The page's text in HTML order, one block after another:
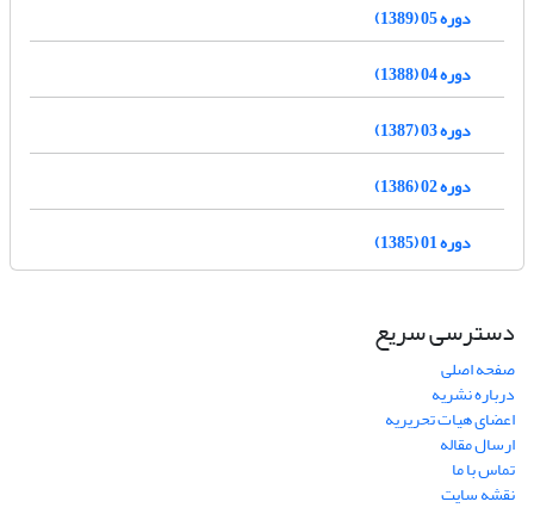
دوره 05 (1389)
دوره 04 (1388)
دوره 03 (1387)
دوره 02 (1386)
دوره 01 (1385)
دسترسی سریع
صفحه اصلی
درباره نشریه
اعضای هیات تحریریه
ارسال مقاله
تماس با ما
نقشه سایت